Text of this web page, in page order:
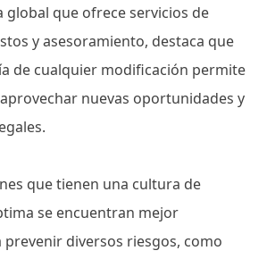
global que ofrece servicios de
y asesoramiento, destaca que
de cualquier modificación permite
nuevas oportunidades y
que tienen una cultura de
se encuentran mejor
diversos riesgos, como